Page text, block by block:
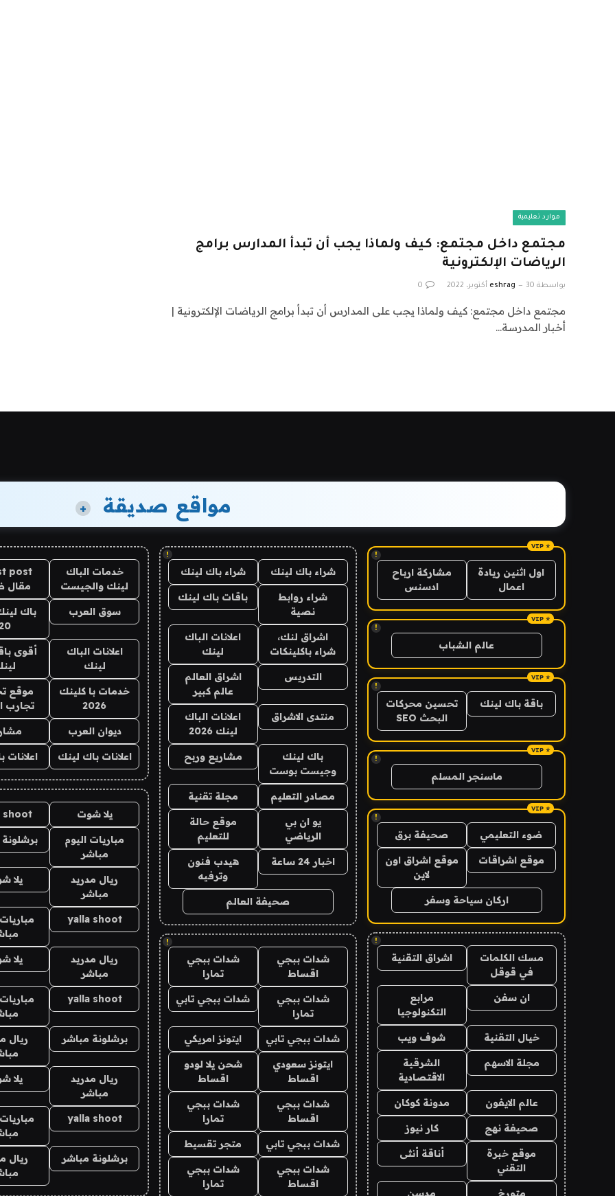
موارد تعليمية
مجتمع داخل مجتمع: كيف ولماذا يجب أن تبدأ المدارس برامج
الرياضات الإلكترونية
بواسطة eshrag 30 أكتوبر، 2022 0
مجتمع داخل مجتمع: كيف ولماذا يجب على المدارس أن تبدأ برامج الرياضات الإلكترونية |
أخبار المدرسة…
مواقع صديقة +
!
اول اثنين ريادة
اعمال
مشاركة ارباح
ادسنس
!
عالم الشباب
!
باقة باك لينك
تحسين محركات
البحث SEO
!
ماسنجر المسلم
!
ضوء التعليمي صحيفة برق
موقع اشراقات
موقع اشراق اون
لاين
اركان سياحة وسفر
!
مسك الكلمات
في قوقل
اشراق التقنية
ان سفن
مرابع
التكنولوجيا
خيال التقنية شوف ويب
مجلة الاسهم
الشرقية
الاقتصادية
عالم الايفون مدونة كوكان
صحيفة نهج كار نيوز
موقع خبرة
التقني
أناقة أنثى
متورخ مدسن
!
شراء باك لينك شراء باك لينك
شراء روابط
نصية
باقات باك لينك
اشراق لنك،
شراء باكلينكات
اعلانات الباك
لينك
التدريس
اشراق العالم
عالم كبير
منتدى الاشراق
اعلانات الباك
لينك 2026
باك لينك
وجيست بوست
مشاريع وربح
مصادر التعليم مجلة تقنية
يو ان بي
الرياضي
موقع حالة
للتعليم
اخبار 24 ساعة
هيدب فنون
وترفيه
صحيفة العالم
!
شدات ببجي
اقساط
شدات ببجي
تمارا
شدات ببجي
تمارا
شدات ببجي تابي
شدات ببجي تابي ايتونز امريكي
ايتونز سعودي
اقساط
شحن يلا لودو
اقساط
شدات ببجي
اقساط
شدات ببجي
تمارا
شدات ببجي تابي متجر تقسيط
شدات ببجي
اقساط
شدات ببجي
تمارا
خدمات الباك
لينك والجيست
post
مقال
سوق العرب
باك
اعلانات الباك
لينك
أقوى
خدمات با كلينك
2026
موقع
تجارب
ديوان العرب
اعلانات باك لينك اعلانات
يلا شوت shoot
مباريات اليوم
مباشر
ريال مدريد
مباشر
يلا
yalla shoot
ريال مدريد
مباشر
يلا
yalla shoot
برشلونة مباشر
ريال
ريال مدريد
مباشر
يلا
yalla shoot
برشلونة مباشر
ريال